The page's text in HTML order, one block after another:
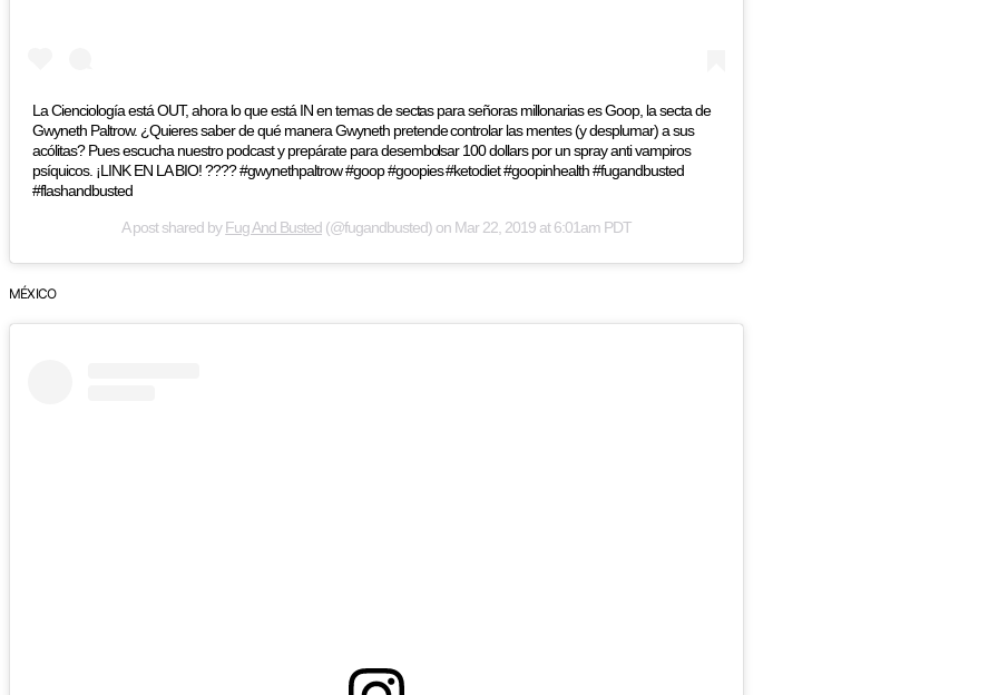
La Cienciología está OUT, ahora lo que está IN en temas de sectas para señoras millonarias es Goop, la secta de
Gwyneth Paltrow. ¿Quieres saber de qué manera Gwyneth pretende controlar las mentes (y desplumar) a sus
acólitas? Pues escucha nuestro podcast y prepárate para desembolsar 100 dollars por un spray anti vampiros
psíquicos. ¡LINK EN LA BIO! ???? #gwynethpaltrow #goop #goopies #ketodiet #goopinhealth #fugandbusted
#flashandbusted
A post shared byFug And Busted (@fugandbusted) on Mar 22, 2019 at 6:01am PDT
MÉXICO